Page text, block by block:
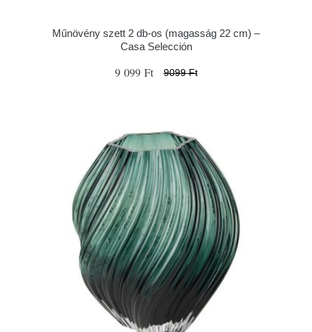
Műnövény szett 2 db-os (magasság 22 cm) –
Casa Selección
9 099 Ft 9099 Ft